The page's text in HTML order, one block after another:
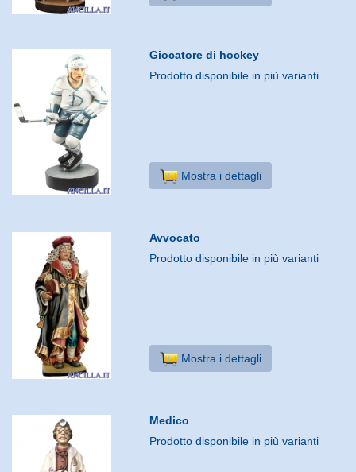
Giocatore di hockey
Prodotto disponibile in più varianti
Mostra i dettagli
Avvocato
Prodotto disponibile in più varianti
Mostra i dettagli
Medico
Prodotto disponibile in più varianti